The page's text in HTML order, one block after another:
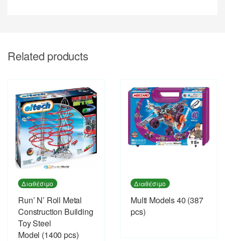
Related products
Διαθέσιμο
Run’ N’ Roll Metal
Construction Building
Toy Steel
Model (1400 pcs)
Διαθέσιμο
Multi Models 40 (387
pcs)